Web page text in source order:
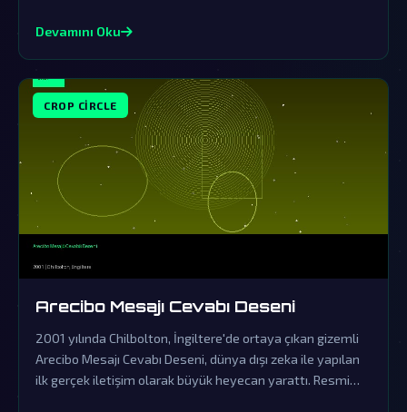
uyandırdı. Resmi kurumların örtbas çabalarına rağmen, bu
Devamını Oku
CROP CIRCLE
Arecibo Mesajı Cevabı Deseni
2001 yılında Chilbolton, İngiltere'de ortaya çıkan gizemli
Arecibo Mesajı Cevabı Deseni, dünya dışı zeka ile yapılan
ilk gerçek iletişim olarak büyük heyecan yarattı. Resmi